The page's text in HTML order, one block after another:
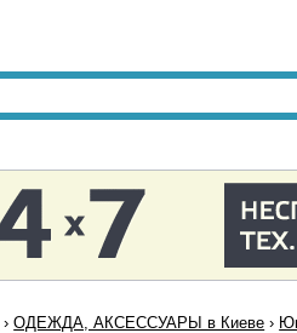
›ОДЕЖДА, АКСЕССУАРЫ в Киеве ›